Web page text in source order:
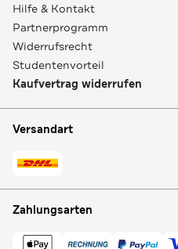
Hilfe & Kontakt
Partnerprogramm
Widerrufsrecht
Studentenvorteil
Kaufvertrag widerrufen
Versandart
Zahlungsarten